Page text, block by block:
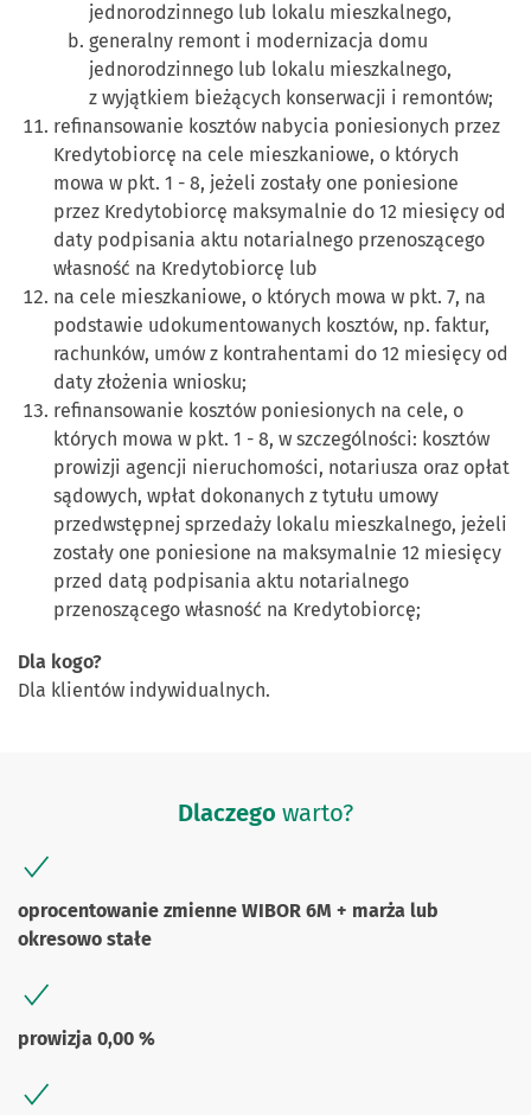
jednorodzinnego lub lokalu mieszkalnego,
generalny remont i modernizacja domu
jednorodzinnego lub lokalu mieszkalnego,
z wyjątkiem bieżących konserwacji i remontów;
refinansowanie kosztów nabycia poniesionych przez
Kredytobiorcę na cele mieszkaniowe, o których
mowa w pkt. 1 - 8, jeżeli zostały one poniesione
przez Kredytobiorcę maksymalnie do 12 miesięcy od
daty podpisania aktu notarialnego przenoszącego
własność na Kredytobiorcę lub
na cele mieszkaniowe, o których mowa w pkt. 7, na
podstawie udokumentowanych kosztów, np. faktur,
rachunków, umów z kontrahentami do 12 miesięcy od
daty złożenia wniosku;
refinansowanie kosztów poniesionych na cele, o
których mowa w pkt. 1 - 8, w szczególności: kosztów
prowizji agencji nieruchomości, notariusza oraz opłat
sądowych, wpłat dokonanych z tytułu umowy
przedwstępnej sprzedaży lokalu mieszkalnego, jeżeli
zostały one poniesione na maksymalnie 12 miesięcy
przed datą podpisania aktu notarialnego
przenoszącego własność na Kredytobiorcę;
Dla kogo?
Dla klientów indywidualnych.
Dlaczego warto?
oprocentowanie zmienne WIBOR 6M + marża lub
okresowo stałe
prowizja 0,00 %